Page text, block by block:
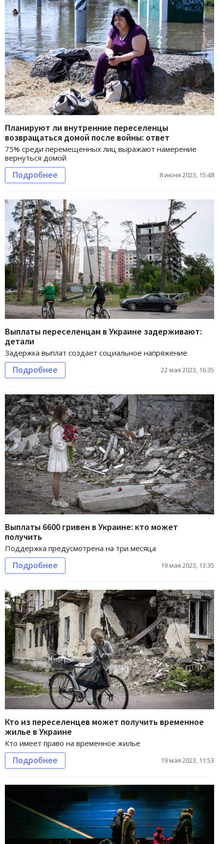
Планируют ли внутренние переселенцы
возвращаться домой после войны: ответ
75% среди перемещенных лиц выражают намерение
вернуться домой
Подробнее 8 июня 2023, 15:48
Выплаты переселенцам в Украине задерживают:
детали
Задержка выплат создает социальное напряжение
Подробнее 22 мая 2023, 16:35
Выплаты 6600 гривен в Украине: кто может
получить
Поддержка предусмотрена на три месяца
Подробнее 19 мая 2023, 13:35
Кто из переселенцев может получить временное
жилье в Украине
Кто имеет право на временное жилье
Подробнее 19 мая 2023, 11:53